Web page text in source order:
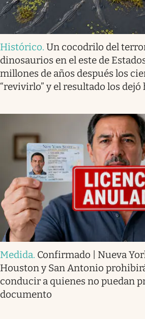
Histórico. Un cocodrilo del
dinosaurios en el este de
millones de años después los
“revivirlo” y el resultado los dejó
Medida. Confirmado | Nueva
Houston y San Antonio
conducir a quienes no puedan
documento